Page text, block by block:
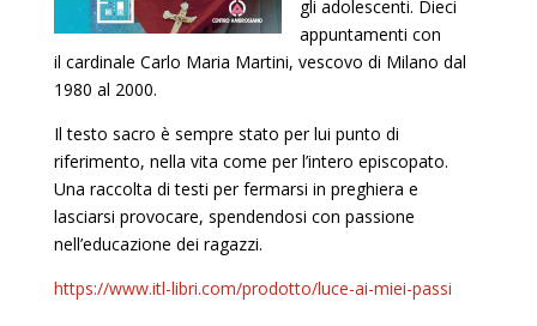
gli adolescenti. Dieci
appuntamenti con
il cardinale Carlo Maria Martini, vescovo di Milano dal
1980 al 2000.
Il testo sacro è sempre stato per lui punto di
riferimento, nella vita come per l’intero episcopato.
Una raccolta di testi per fermarsi in preghiera e
lasciarsi provocare, spendendosi con passione
nell’educazione dei ragazzi.
https://www.itl-libri.com/prodotto/luce-ai-miei-passi